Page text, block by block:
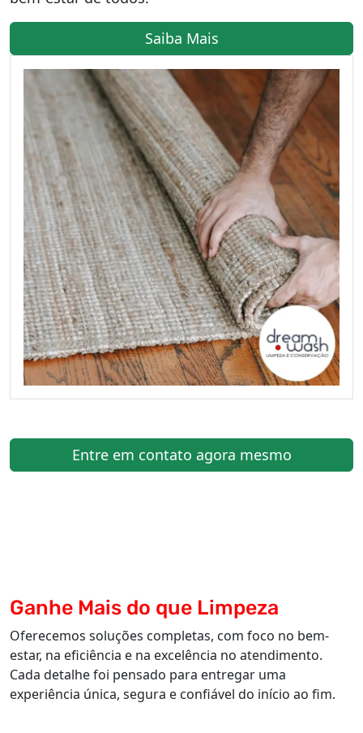
Saiba Mais
Entre em contato agora mesmo
Ganhe Mais do que Limpeza
Oferecemos soluções completas, com foco no bem-
estar, na eficiência e na excelência no atendimento.
Cada detalhe foi pensado para entregar uma
experiência única, segura e confiável do início ao fim.